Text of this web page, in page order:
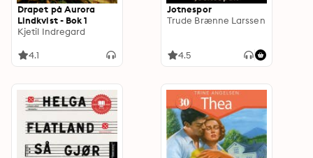
Drapet på Aurora
Lindkvist - Bok 1
Kjetil Indregard
4.1
Jotnespor
Trude Brænne Larssen
4.5